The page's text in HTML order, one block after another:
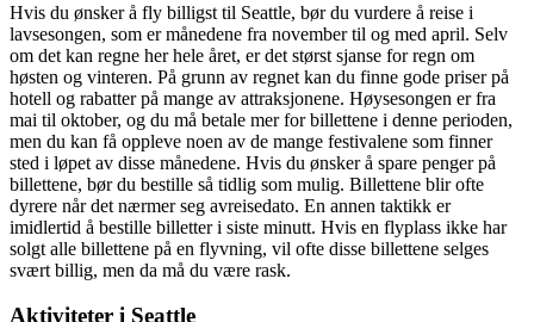
Hvis du ønsker å fly billigst til Seattle, bør du vurdere å reise i
lavsesongen, som er månedene fra november til og med april. Selv
om det kan regne her hele året, er det størst sjanse for regn om
høsten og vinteren. På grunn av regnet kan du finne gode priser på
hotell og rabatter på mange av attraksjonene. Høysesongen er fra
mai til oktober, og du må betale mer for billettene i denne perioden,
men du kan få oppleve noen av de mange festivalene som finner
sted i løpet av disse månedene. Hvis du ønsker å spare penger på
billettene, bør du bestille så tidlig som mulig. Billettene blir ofte
dyrere når det nærmer seg avreisedato. En annen taktikk er
imidlertid å bestille billetter i siste minutt. Hvis en flyplass ikke har
solgt alle billettene på en flyvning, vil ofte disse billettene selges
svært billig, men da må du være rask.
Aktiviteter i Seattle